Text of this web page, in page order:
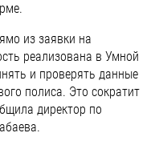
из заявки на
реализована в Умной
и проверять данные
полиса. Это сократит
директор по